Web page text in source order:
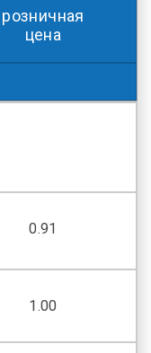
розничная
цена
0.91
1.00